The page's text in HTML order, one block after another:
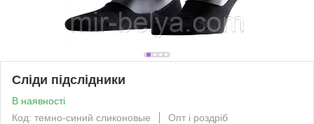
Сліди підслідники
В наявності
Код: темно-синий сликоновые
Опт і роздріб